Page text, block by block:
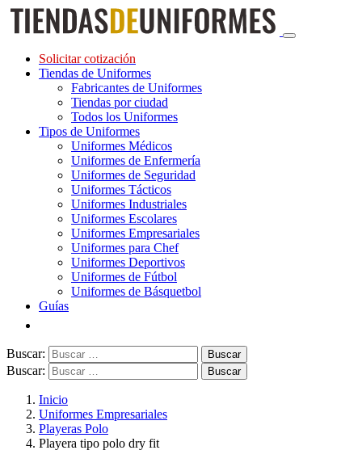
Solicitar cotización
Tiendas de Uniformes
Fabricantes de Uniformes
Tiendas por ciudad
Todos los Uniformes
Tipos de Uniformes
Uniformes Médicos
Uniformes de Enfermería
Uniformes de Seguridad
Uniformes Tácticos
Uniformes Industriales
Uniformes Escolares
Uniformes Empresariales
Uniformes para Chef
Uniformes Deportivos
Uniformes de Fútbol
Uniformes de Básquetbol
Guías
Buscar:
Buscar:
Inicio
Uniformes Empresariales
Playeras Polo
Playera tipo polo dry fit